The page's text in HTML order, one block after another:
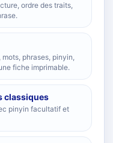
ordre des traits,
phrases, pinyin,
fiche imprimable.
classiques
pinyin facultatif et